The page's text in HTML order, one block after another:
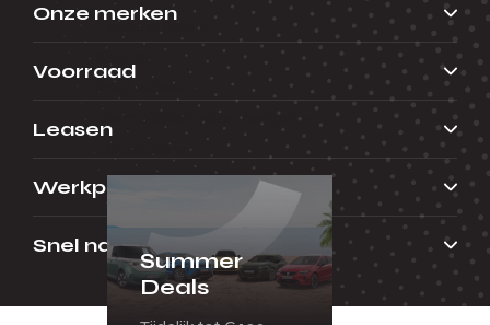
Lease a Bike
Summer
Deals
Onze merken
Voorraad
Leasen
Werkplaats
Snel naar